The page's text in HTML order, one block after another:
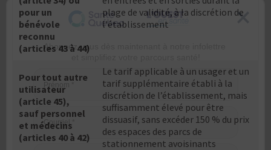
pour un
bénévole
reconnu
(articles 43 à 44)
plage de validité, à la discrétion de
l'établissement
Pour tout autre
utilisateur
(article 45),
sauf personnel
et médecins
(articles 40 à 42)
Le tarif applicable à un usager et un
tarif supplémentaire établi à la
discrétion de l’établissement, mais
suffisamment élevé pour être
dissuasif, sans excéder 150 % du prix
des espaces des parcs de
stationnement avoisinants
et simplifiez votre parcours santé!
Courriel *